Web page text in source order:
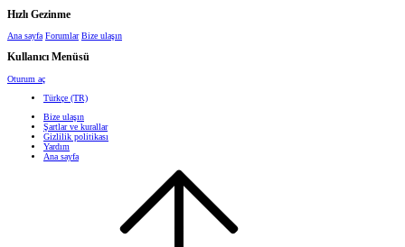
Hızlı Gezinme
Ana sayfa Forumlar Bize ulaşın
Kullanıcı Menüsü
Oturum aç
Türkçe (TR)
Bize ulaşın
Şartlar ve kurallar
Gizlilik politikası
Yardım
Ana sayfa